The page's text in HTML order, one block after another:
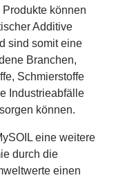
können
Additive
sind somit eine
Branchen,
Schmierstoffe
Industrieabfälle
können.
eine weitere
durch die
einen